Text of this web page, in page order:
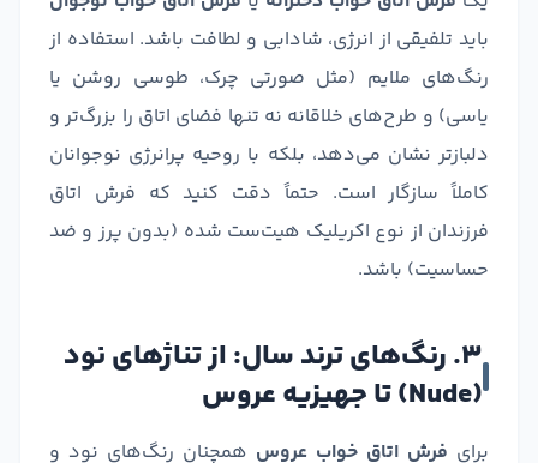
باید تلفیقی از انرژی، شادابی و لطافت باشد. استفاده از
رنگ‌های ملایم (مثل صورتی چرک، طوسی روشن یا
یاسی) و طرح‌های خلاقانه نه تنها فضای اتاق را بزرگ‌تر و
دلبازتر نشان می‌دهد، بلکه با روحیه پرانرژی نوجوانان
کاملاً سازگار است. حتماً دقت کنید که فرش اتاق
فرزندان از نوع اکریلیک هیت‌ست شده (بدون پرز و ضد
حساسیت) باشد.
۳. رنگ‌های ترند سال: از تناژهای نود
(Nude) تا جهیزیه عروس
برای فرش اتاق خواب عروس همچنان رنگ‌های نود و